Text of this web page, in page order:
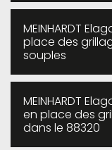
MEINHARDT
place des
souples
MEINHARDT
en place des
dans le 88320